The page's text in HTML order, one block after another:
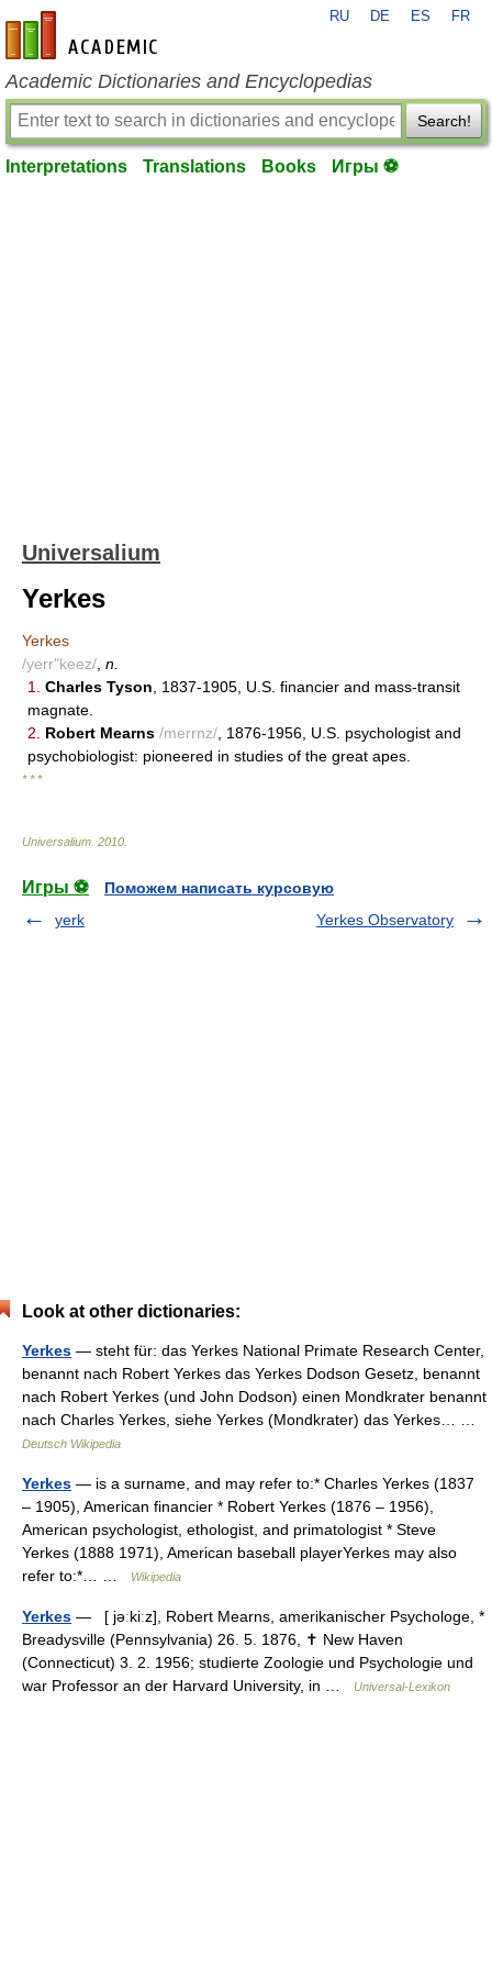
en-academic.com
RU DE ES FR
Academic Dictionaries and Encyclopedias
Search!
Interpretations Translations Books Игры ⚽
Universalium
Yerkes
Yerkes
/yerr"keez/ n.
1.
Charles Tyson , 1837-1905, U.S. financier and mass-transit
magnate.
2.
Robert Mearns /merrnz/ , 1876-1956, U.S. psychologist and
psychobiologist: pioneered in studies of the great apes.
* * *
Universalium 2010
Игры ⚽
Поможем написать курсовую
yerk
Yerkes Observatory
Look at other dictionaries:
Yerkes — steht für: das Yerkes National Primate Research Center,
benannt nach Robert Yerkes das Yerkes Dodson Gesetz, benannt
nach Robert Yerkes (und John Dodson) einen Mondkrater benannt
nach Charles Yerkes, siehe Yerkes (Mondkrater) das Yerkes… …
Deutsch Wikipedia
Yerkes — is a surname, and may refer to:* Charles Yerkes (1837
– 1905), American financier * Robert Yerkes (1876 – 1956),
American psychologist, ethologist, and primatologist * Steve
Yerkes (1888 1971), American baseball playerYerkes may also
refer to:*… …
Wikipedia
Yerkes — [ jəːkiːz], Robert Mearns, amerikanischer Psychologe, *
Breadysville (Pennsylvania) 26. 5. 1876, ✝ New Haven
(Connecticut) 3. 2. 1956; studierte Zoologie und Psychologie und
war Professor an der Harvard University, in …
Universal-Lexikon